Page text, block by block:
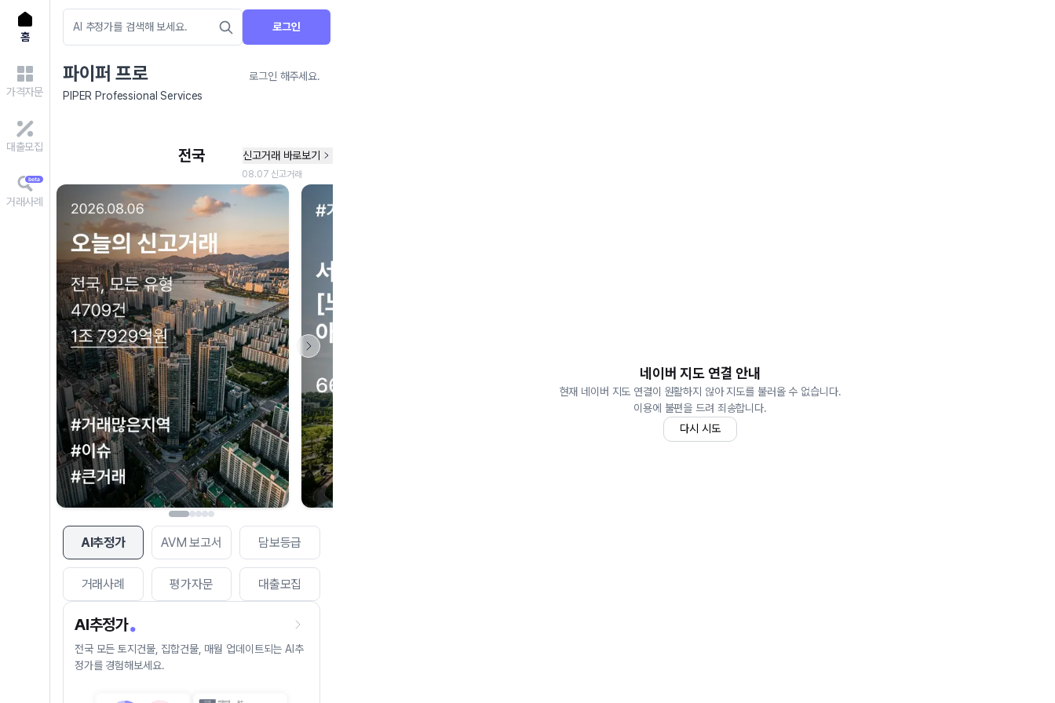
홈
가격자문
대출모집
거래사례
로그인
파이퍼 프로
로그인 해주세요.
PIPER Professional Services
AI추정가 AVM 보고서 담보등급
거래사례 평가자문 대출모집
AI추정가
전국 모든 토지건물, 집합건물, 매월 업데이트되는 AI추
정가를 경험해보세요.
네이버 지도 연결 안내
현재 네이버 지도 연결이 원활하지 않아 지도를 불러올 수 없습니다.
이용에 불편을 드려 죄송합니다.
다시 시도